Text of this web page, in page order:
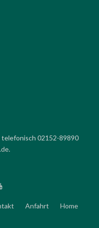
02152-89890
.
Anfahrt Home